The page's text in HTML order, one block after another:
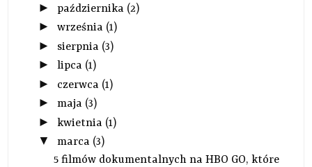
► października (2)
► września (1)
► sierpnia (3)
► lipca (1)
► czerwca (1)
► maja (3)
► kwietnia (1)
▼ marca (3)
5 filmów dokumentalnych na HBO GO, które